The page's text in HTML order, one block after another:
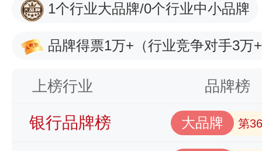
1个行业大品牌/0个行业中小品牌
品牌得票1万+ （行业竞争对手3万
上榜行业 品牌榜
银行品牌榜 大品牌 第